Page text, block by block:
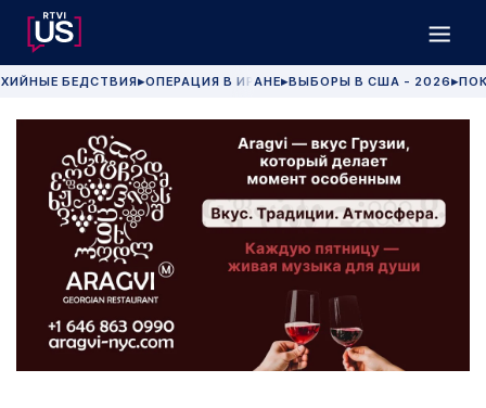
БЕДСТВИЯ▶ОПЕРАЦИЯ В ИРАНЕ▶ВЫБОРЫ В США - 2026 ▶